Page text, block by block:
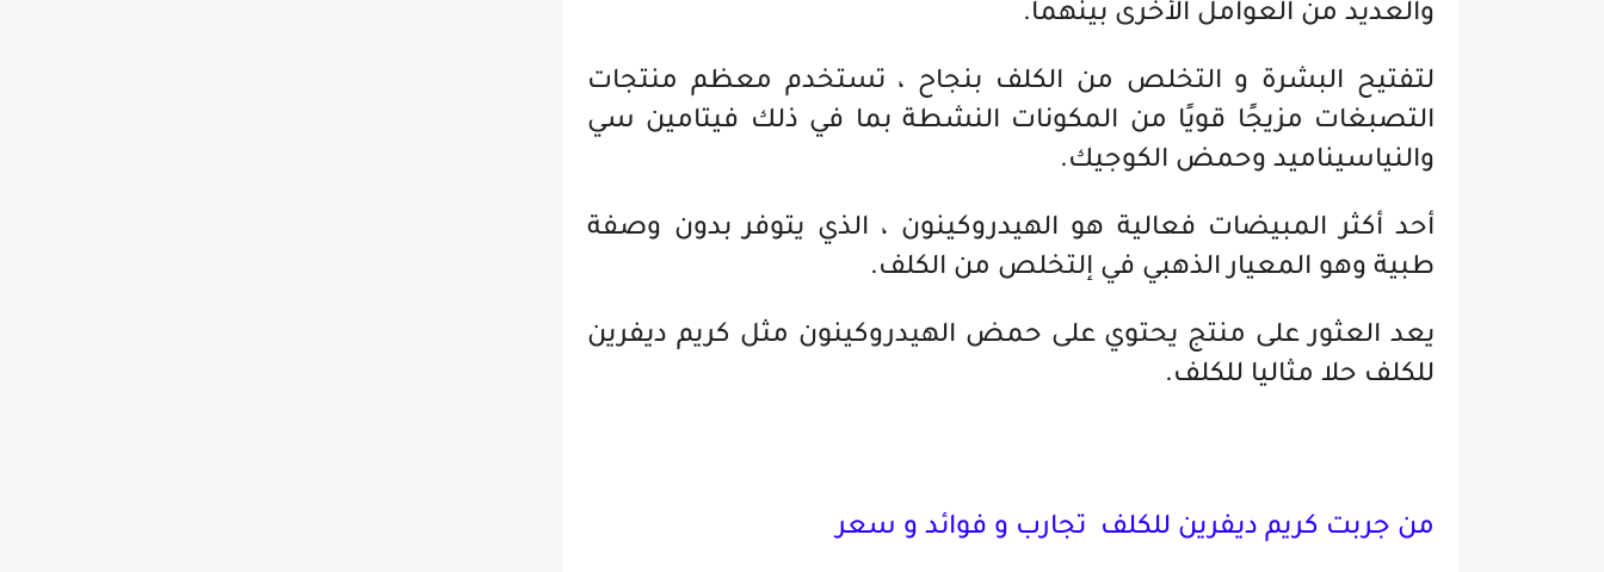
والعديد من العوامل الأخرى بينهما.
لتفتيح البشرة و التخلص من الكلف بنجاح ، تستخدم معظم منتجات
التصبغات مزيجًا قويًا من المكونات النشطة بما في ذلك فيتامين سي
والنياسيناميد وحمض الكوجيك.
أحد أكثر المبيضات فعالية هو الهيدروكينون ، الذي يتوفر بدون وصفة
طبية وهو المعيار الذهبي في إلتخلص من الكلف.
يعد العثور على منتج يحتوي على حمض الهيدروكينون مثل كريم ديفرين
للكلف حلا مثاليا للكلف.
من جربت كريم ديفرين للكلف تجارب و فوائد و سعر